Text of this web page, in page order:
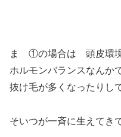
ま ①の場合は 頭皮環
ホルモンバランスなんか
抜け毛が多くなったりし
そいつが一斉に生えてき